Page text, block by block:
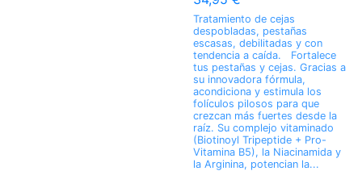
Tratamiento de cejas
despobladas, pestañas
escasas, debilitadas y con
tendencia a caída. Fortalece
tus pestañas y cejas. Gracias a
su innovadora fórmula,
acondiciona y estimula los
folículos pilosos para que
crezcan más fuertes desde la
raíz. Su complejo vitaminado
(Biotinoyl Tripeptide + Pro-
Vitamina B5), la Niacinamida y
la Arginina, potencian la...